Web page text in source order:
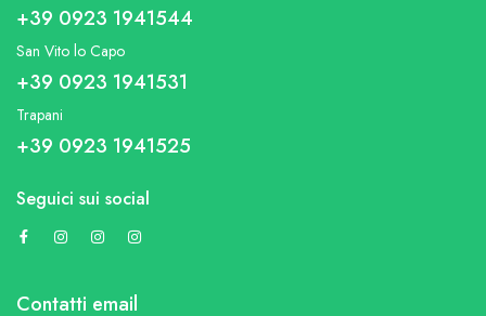
+39 0923 1941544
San Vito lo Capo
+39 0923 1941531
Trapani
+39 0923 1941525
Seguici sui social
Contatti email